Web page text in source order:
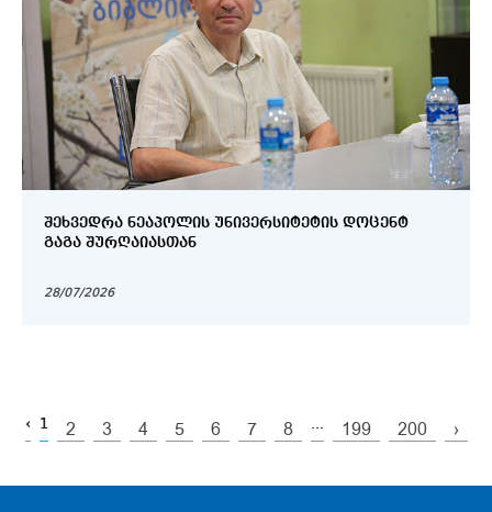
ᲨᲔᲮᲕᲔᲓᲠᲐ ᲜᲔᲐᲞᲝᲚᲘᲡ ᲣᲜᲘᲕᲔᲠᲡᲘᲢᲔᲢᲘᲡ ᲓᲝᲪᲔᲜᲢ
ᲒᲐᲒᲐ ᲨᲣᲠᲦᲐᲘᲐᲡᲗᲐᲜ
28/07/2026
‹ 1 2 3 4 5 6 7 8 ... 199 200 ›